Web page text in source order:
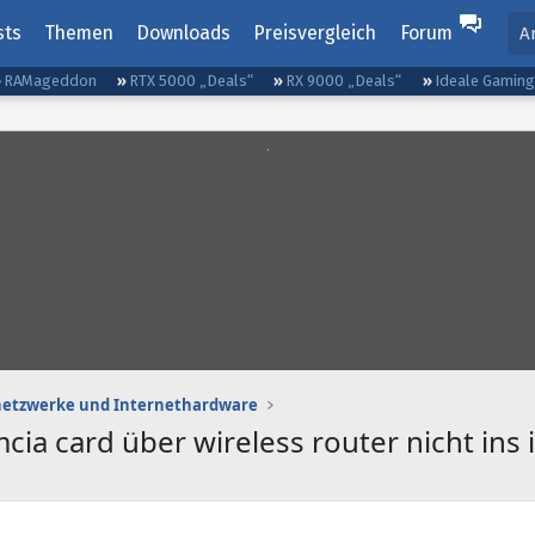
Themen Downloads Preisvergleich Forum
RAMageddon RTX 5000 „Deals“ RX 9000 „Deals“ Ideale
und Internethardware
card über wireless router nicht ins